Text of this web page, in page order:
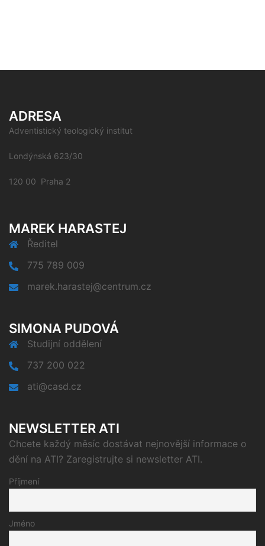
ADRESA
Adventistický teologický institut
Londýnská 623/30
120 00 Praha 2
MAREK HARASTEJ
Ředitel
775 789 009
marek.harastej@centrum.cz
SIMONA PUDOVÁ
Studijní oddělení
737 200 022
ati@casd.cz
NEWSLETTER ATI
Chcete každý měsíc dostávat nejnovější informace o
dění na ATI? Zaregistrujte si newsletter ATI.
Příjmení
Jméno